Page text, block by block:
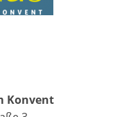
Konvent